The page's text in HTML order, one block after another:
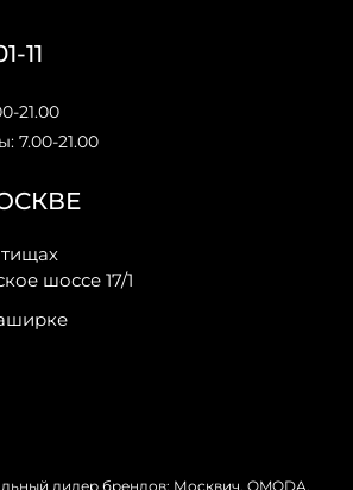
шоссе 17/1
11
21.00
7.00-21.00
дилер брендов: Москвич, OMODA,